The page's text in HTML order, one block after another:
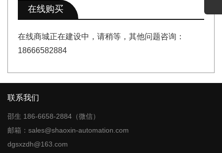
在线购买
在线商城正在建设中，请稍等，其他问题咨询：
18666582884
联系我们
邵生 186-6658-2884（微信）
邮箱：sales@shaoxin-automation.com
dgsxzdh@163.com